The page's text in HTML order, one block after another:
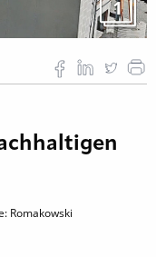
1
Romakowski